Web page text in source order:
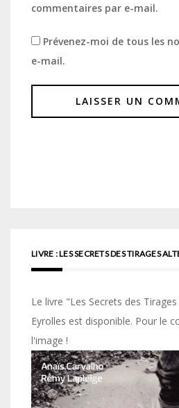
commentaires par e-mail.
Prévenez-moi de tous les
e-mail.
LIVRE : LES SECRETS DES TIRAGES
Le livre "Les Secrets des
Eyrolles est disponible. Pour le
l'image !